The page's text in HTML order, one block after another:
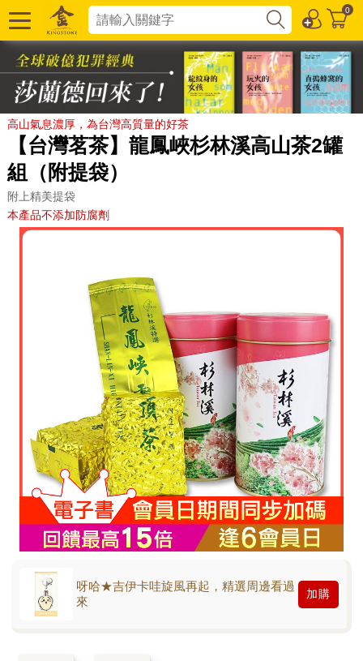
0
高山氣息濃厚，為台灣高質量的好茶
【台灣茗茶】龍鳳峽杉林溪高山茶2罐
組（附提袋）
附上精美提袋
本產品不添加防腐劑
呀哈★吉伊卡哇旋風再起，精選周邊看過
來
加購